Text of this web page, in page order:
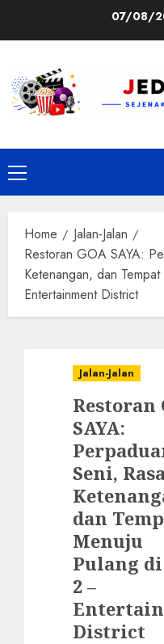
07/08/
Primary
Menu
Home
Jalan-Jalan
Restoran GOA SAYA:
Ketenangan, dan
Entertainment District
Jalan-Jalan
Restoran
SAYA:
Seni,
dan
Menuju
Pulang
2 –
District